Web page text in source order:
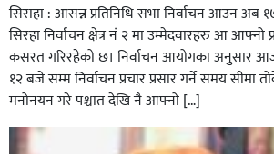
सिराहा : आसन्न प्रतिनिधि सभा निर्वाचन आउन अब
सिरहा निर्वाचन क्षेत्र नं २ मा उम्मेदवारहरु आ आफ्नो
कसरत गरिरहेको छ। निर्वाचन आयोगका अनुसार
१२ बजे सम्म निर्वाचन प्रचार प्रसार गर्ने समय सीमा
मनोनयन गरे पश्चात देखि नै आफ्नो […]